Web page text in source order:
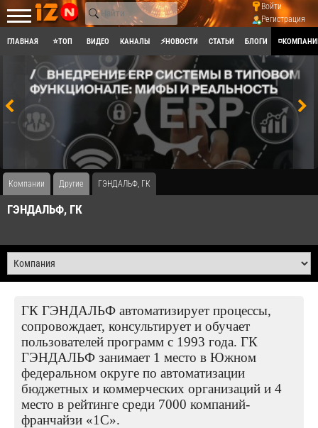
Войти
Регистрация
ГЛАВНАЯ ⭐ТОП ВИДЕО КАНАЛЫ ⚡НОВОСТИ СТАТЬИ БЛОГИ
Компании Другие ГЭНДАЛЬФ, ГК
ГЭНДАЛЬФ, ГК
ГК ГЭНДАЛЬФ автоматизирует процессы,
сопровождает, консультирует и обучает
пользователей программ с 1993 года. ГК
ГЭНДАЛЬФ занимает 1 место в Южном
федеральном округе по автоматизации
бюджетных и коммерческих организаций и 4
место в рейтинге среди 7000 компаний-
франчайзи «1С».